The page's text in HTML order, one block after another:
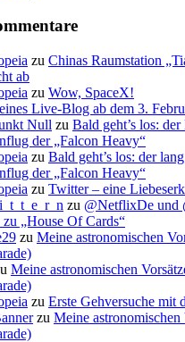
zu Chinas Raumstation
ab
zu Wow, SpaceX!
Live-Blog ab dem 3.
Null zu Bald geht’s los:
der „Falcon Heavy“
zu Bald geht’s los: der
der „Falcon Heavy“
zu Twitter – eine
zu @NetflixDe und
„House Of Cards“
zu Meine astronomischen
Meine astronomischen
zu Erste Gehversuche mit
zu Meine